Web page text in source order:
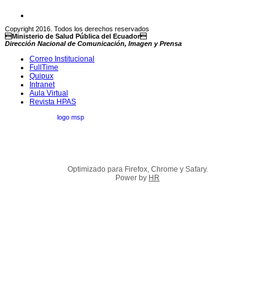
Copyright 2016. Todos los derechos reservados
Ministerio de Salud Pública del Ecuador
Dirección Nacional de Comunicación, Imagen y Prensa
Correo Institucional
FullTime
Quipux
Intranet
Aula Virtual
Revista HPAS
Optimizado para Firefox, Chrome y Safary.
Power by HR